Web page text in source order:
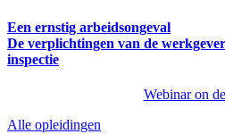
Een ernstig arbeidsongeval
De verplichtingen van de
inspectie
Webinar on
Alle opleidingen